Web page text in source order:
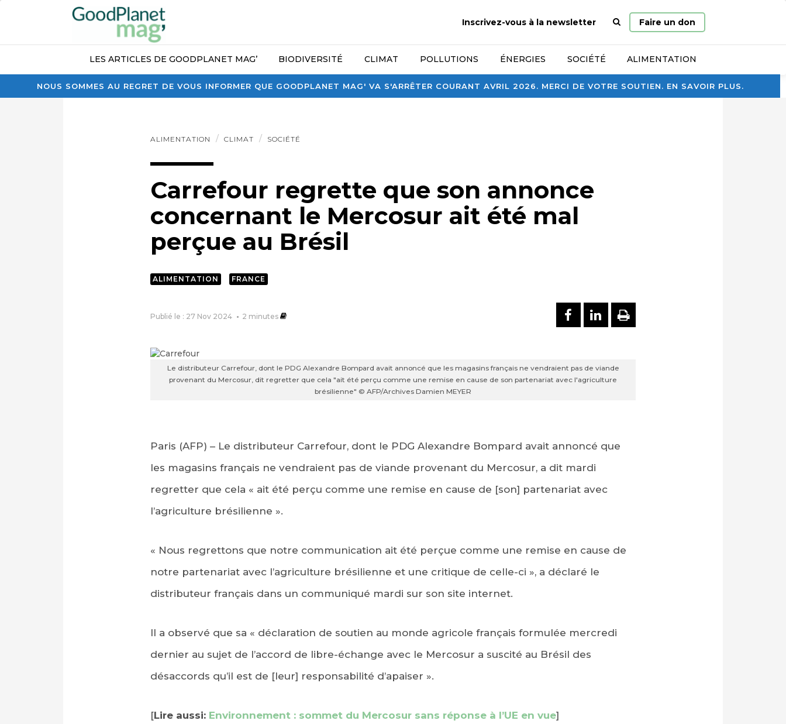
NOUS SOMMES AU REGRET DE VOUS INFORMER QUE GOODPLANET MAG' VA S'ARRÊTER COURANT AVRIL 2026. MERCI DE VOTRE SOUTIEN. EN SAVOIR PLUS.
Inscrivez-vous à la newsletter
Page
d’accueil
Faire un don
LES ARTICLES DE GOODPLANET MAG’ BIODIVERSITÉ CLIMAT POLLUTIONS ÉNERGIES SOCIÉTÉ ALIMENTATION
ALIMENTATION CLIMAT SOCIÉTÉ
Carrefour regrette que son annonce
concernant le Mercosur ait été mal
perçue au Brésil
ALIMENTATION FRANCE
Publié le : 27 Nov 2024 2 minutes PARTAGER SUR FACEBOOK
PARTAGER SUR
IMPRIMER
Le distributeur Carrefour, dont le PDG Alexandre Bompard avait annoncé que les magasins français ne vendraient pas de viande
provenant du Mercosur, dit regretter que cela "ait été perçu comme une remise en cause de son partenariat avec l'agriculture
brésilienne" © AFP/Archives Damien MEYER
Paris (AFP) – Le distributeur Carrefour, dont le PDG Alexandre Bompard avait annoncé que
les magasins français ne vendraient pas de viande provenant du Mercosur, a dit mardi
regretter que cela « ait été perçu comme une remise en cause de [son] partenariat avec
l’agriculture brésilienne ».
« Nous regrettons que notre communication ait été perçue comme une remise en cause de
notre partenariat avec l’agriculture brésilienne et une critique de celle-ci », a déclaré le
distributeur français dans un communiqué mardi sur son site internet.
Il a observé que sa « déclaration de soutien au monde agricole français formulée mercredi
dernier au sujet de l’accord de libre-échange avec le Mercosur a suscité au Brésil des
désaccords qu’il est de [leur] responsabilité d’apaiser ».
[Lire aussi: Environnement : sommet du Mercosur sans réponse à l’UE en vue]